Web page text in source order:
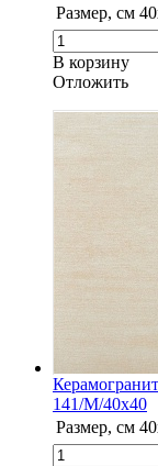
Размер, см
В корзину
Oтложить
141/M/40x40
Размер, см